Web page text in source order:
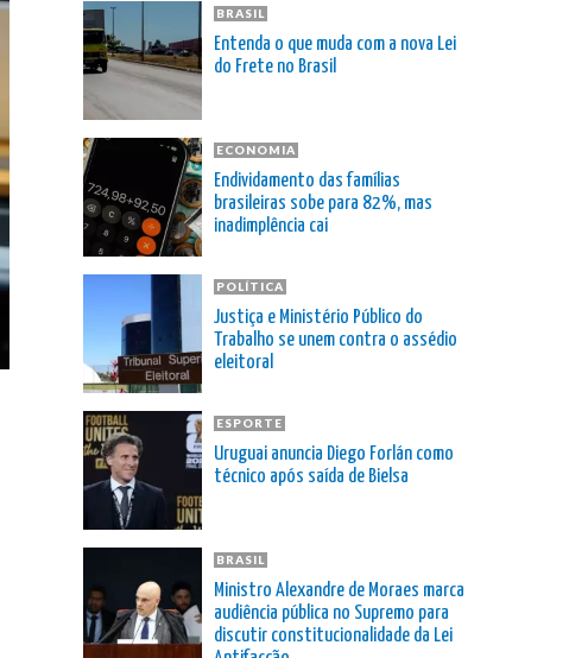
BRASIL
Entenda o que muda com a nova Lei
do Frete no Brasil
ECONOMIA
Endividamento das famílias
brasileiras sobe para 82%, mas
inadimplência cai
POLÍTICA
Justiça e Ministério Público do
Trabalho se unem contra o assédio
eleitoral
ESPORTE
Uruguai anuncia Diego Forlán como
técnico após saída de Bielsa
BRASIL
Ministro Alexandre de Moraes marca
audiência pública no Supremo para
discutir constitucionalidade da Lei